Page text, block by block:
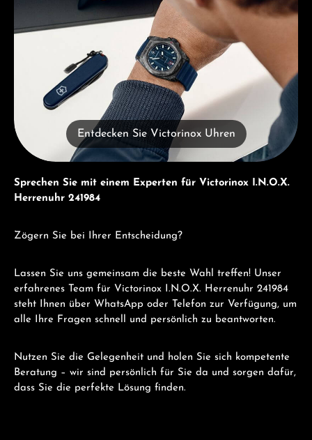
Entdecken Sie Victorinox Uhren
Sprechen Sie mit einem Experten für Victorinox I.N.O.X.
Herrenuhr 241984
Zögern Sie bei Ihrer Entscheidung?
Lassen Sie uns gemeinsam die beste Wahl treffen! Unser
erfahrenes Team für Victorinox I.N.O.X. Herrenuhr 241984
steht Ihnen über WhatsApp oder Telefon zur Verfügung, um
alle Ihre Fragen schnell und persönlich zu beantworten.
Nutzen Sie die Gelegenheit und holen Sie sich kompetente
Beratung – wir sind persönlich für Sie da und sorgen dafür,
dass Sie die perfekte Lösung finden.